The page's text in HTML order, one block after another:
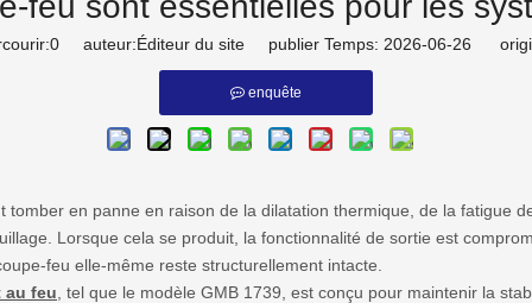
à roulement à billes
0auteur:Éditeur du site publier Temps: 2026-06-26
enquête
en panne en raison de la dilatation thermique, de la fatigue
Lorsque cela se produit, la fonctionnalité de sortie est
feu elle-même reste structurellement intacte.
au feu , tel que le modèle GMB 1739, est conçu pour maintenir la